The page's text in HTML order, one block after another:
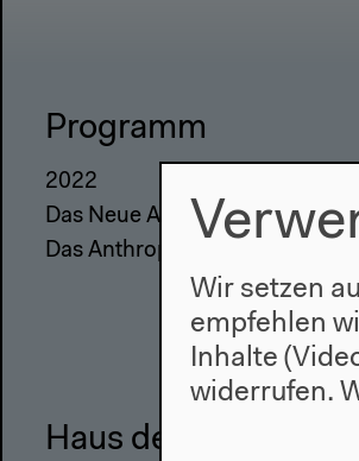
Programm
2022
Das Neue Alphabet
Das Anthropozän am HKW
Haus der Kulturen
Wir setzen
empfehlen
Inhalte
widerrufen.